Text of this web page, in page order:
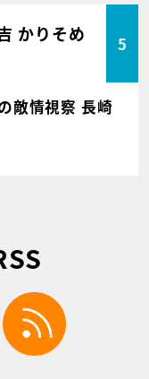
かりそめ
5
敵情視察 長崎